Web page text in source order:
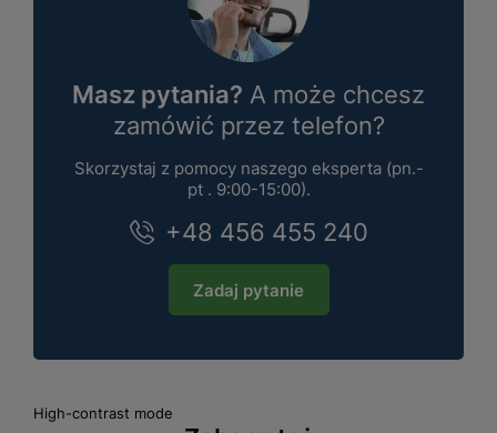
Masz pytania? A może chcesz
zamówić przez telefon?
Skorzystaj z pomocy naszego eksperta (pn.-
pt . 9:00-15:00).
+48 456 455 240
Zadaj pytanie
High-contrast mode